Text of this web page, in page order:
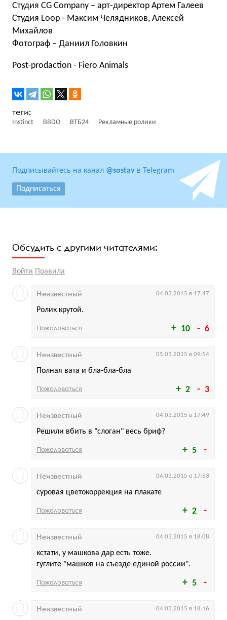
Студия CG Company – арт-директор Артем Галеев
Студия Loop - Максим Челядников, Алексей
Михайлов
Фотограф – Даниил Головкин
Post-prodaction - Fiero Animals
Instinct BBDO ВТБ24 Рекламные ролики
Подписывайтесь на канал @sostav в Telegram
Подписаться
Обсудить с другими читателями:
Войти Правила
10 6
Ролик крутой.
Неизвестный 04.03.2015 в 17:47
Пожаловаться
2 3
Полная вата и бла-бла-бла
Неизвестный 05.03.2015 в 09:54
Пожаловаться
5
Решили вбить в "слоган" весь бриф?
Неизвестный 04.03.2015 в 17:49
Пожаловаться
2
суровая цветокоррекция на плакате
Неизвестный 04.03.2015 в 17:53
Пожаловаться
5
кстати, у машкова дар есть тоже.
гуглите "машков на съезде единой россии".
Неизвестный 04.03.2015 в 18:08
Пожаловаться
Неизвестный 04.03.2015 в 18:16